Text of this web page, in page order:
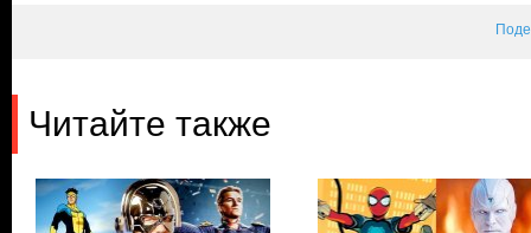
Читайте также